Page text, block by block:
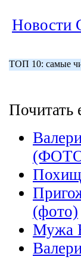
ТОП 10: самые
Почитать
(фото)
Мужа